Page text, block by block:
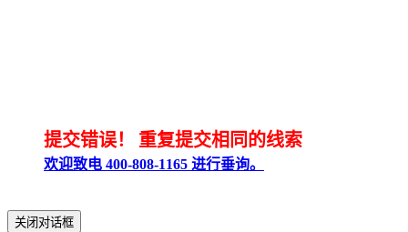
提交错误！ 重复提交相同的线索
欢迎致电 400-808-1165 进行垂询。
关闭对话框